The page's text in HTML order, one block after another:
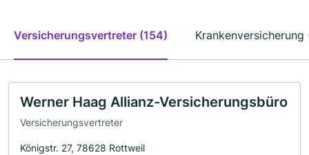
Versicherungsvertreter (154) Krankenversicherung
Werner Haag Allianz-Versicherungsbüro
Versicherungsvertreter
Königstr. 27, 78628 Rottweil